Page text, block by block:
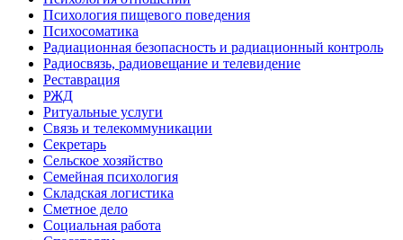
Психология пищевого поведения
Психосоматика
Радиационная безопасность и радиационный контроль
Радиосвязь, радиовещание и телевидение
Реставрация
РЖД
Ритуальные услуги
Связь и телекоммуникации
Секретарь
Сельское хозяйство
Семейная психология
Складская логистика
Сметное дело
Социальная работа